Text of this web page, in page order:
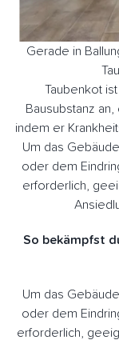
Gerade in
Taubenkot
Bausubstanz
indem er
Um das
oder dem
erforderlich,
So bekämpfst
Um das
oder dem
erforderlich,